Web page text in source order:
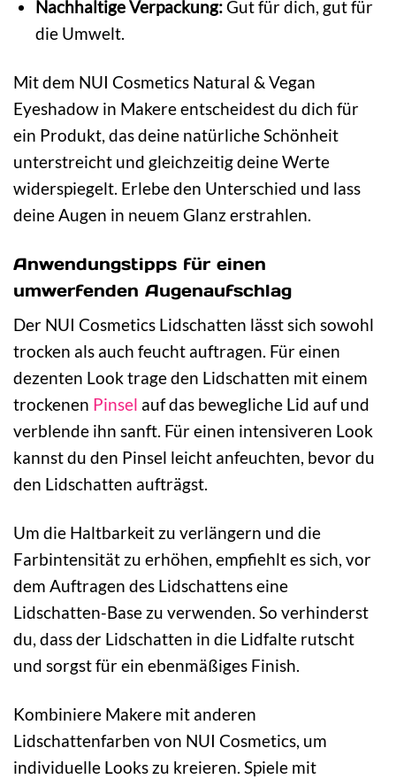
Nachhaltige Verpackung:Gut für dich, gut für
die Umwelt.
Mit dem NUI Cosmetics Natural & Vegan
Eyeshadow in Makere entscheidest du dich für
ein Produkt, das deine natürliche Schönheit
unterstreicht und gleichzeitig deine Werte
widerspiegelt. Erlebe den Unterschied und lass
deine Augen in neuem Glanz erstrahlen.
Anwendungstipps für einen
umwerfenden Augenaufschlag
Der NUI Cosmetics Lidschatten lässt sich sowohl
trocken als auch feucht auftragen. Für einen
dezenten Look trage den Lidschatten mit einem
trockenen Pinsel auf das bewegliche Lid auf und
verblende ihn sanft. Für einen intensiveren Look
kannst du den Pinsel leicht anfeuchten, bevor du
den Lidschatten aufträgst.
Um die Haltbarkeit zu verlängern und die
Farbintensität zu erhöhen, empfiehlt es sich, vor
dem Auftragen des Lidschattens eine
Lidschatten-Base zu verwenden. So verhinderst
du, dass der Lidschatten in die Lidfalte rutscht
und sorgst für ein ebenmäßiges Finish.
Kombiniere Makere mit anderen
Lidschattenfarben von NUI Cosmetics, um
individuelle Looks zu kreieren. Spiele mit